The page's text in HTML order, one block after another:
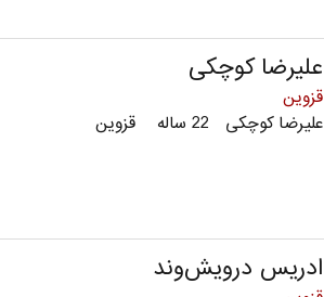
علیرضا کوچکی
قزوین
علیرضا کوچکی 22 ساله قزوین
ادریس درویش‌وند